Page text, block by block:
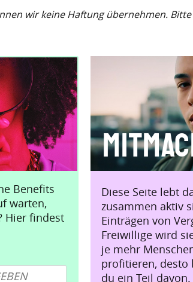
wir keine Haftung übernehmen.
Benefits
warten,
Hier findest
Diese Seite lebt
zusammen aktiv
Einträgen von
Freiwillige wird
je mehr
profitieren, desto
du ein Teil davon.